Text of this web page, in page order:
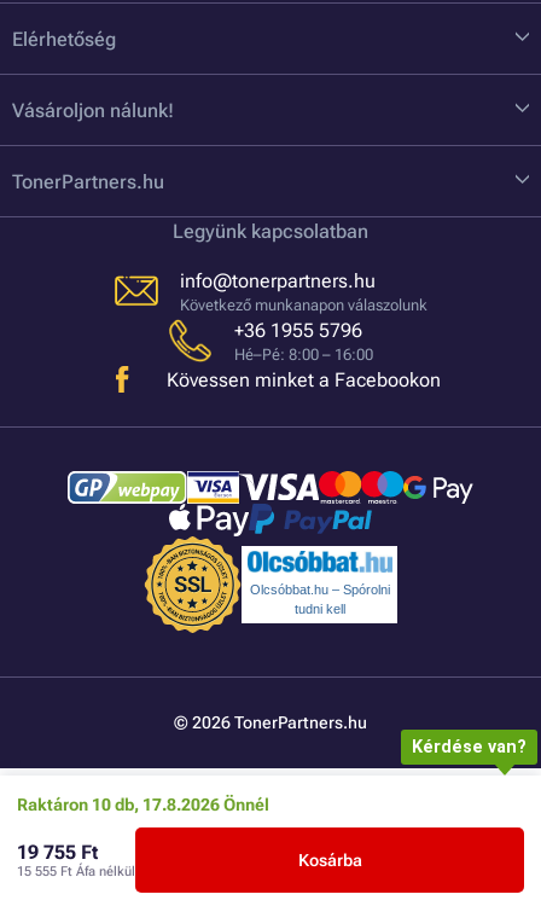
Raktáron 10 db, 17.8.2026 Önnél
19 755 Ft
15 555 Ft Áfa nélkül
Kosárba
Elérhetőség
Vásároljon nálunk!
TonerPartners.hu
Legyünk kapcsolatban
info@tonerpartners.hu
Következő munkanapon válaszolunk
+36 1955 5796
Hé–Pé: 8:00 – 16:00
Kövessen minket a Facebookon
Olcsóbbat.hu – Spórolni
tudni kell
© 2026 TonerPartners.hu
Kérdése van?